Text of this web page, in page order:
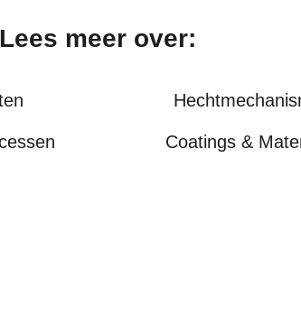
Lees meer over:
Coatings &